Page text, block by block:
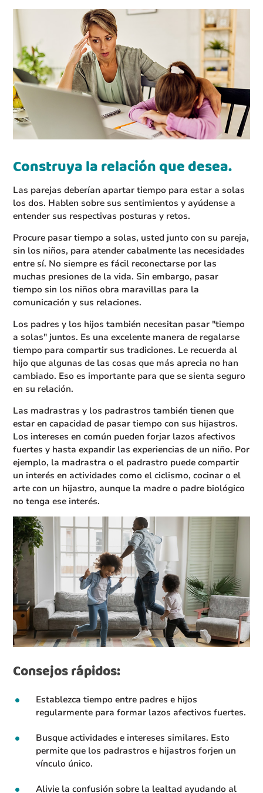
Construya la relación que desea.
Las parejas deberían apartar tiempo para estar a solas
los dos. Hablen sobre sus sentimientos y ayúdense a
entender sus respectivas posturas y retos.
Procure pasar tiempo a solas, usted junto con su pareja,
sin los niños, para atender cabalmente las necesidades
entre sí. No siempre es fácil reconectarse por las
muchas presiones de la vida. Sin embargo, pasar
tiempo sin los niños obra maravillas para la
comunicación y sus relaciones.
Los padres y los hijos también necesitan pasar "tiempo
a solas" juntos. Es una excelente manera de regalarse
tiempo para compartir sus tradiciones. Le recuerda al
hijo que algunas de las cosas que más aprecia no han
cambiado. Eso es importante para que se sienta seguro
en su relación.
Las madrastras y los padrastros también tienen que
estar en capacidad de pasar tiempo con sus hijastros.
Los intereses en común pueden forjar lazos afectivos
fuertes y hasta expandir las experiencias de un niño. Por
ejemplo, la madrastra o el padrastro puede compartir
un interés en actividades como el ciclismo, cocinar o el
arte con un hijastro, aunque la madre o padre biológico
no tenga ese interés.
Consejos rápidos:
Establezca tiempo entre padres e hijos
regularmente para formar lazos afectivos fuertes.
Busque actividades e intereses similares. Esto
permite que los padrastros e hijastros forjen un
vínculo único.
Alivie la confusión sobre la lealtad ayudando al